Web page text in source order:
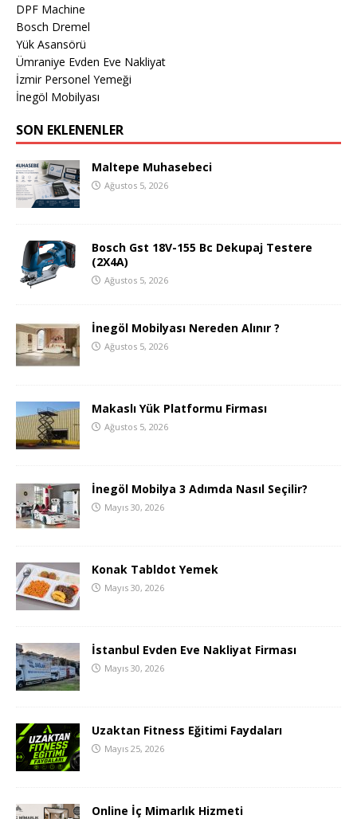
DPF Machine
Bosch Dremel
Yük Asansörü
Ümraniye Evden Eve Nakliyat
İzmir Personel Yemeği
İnegöl Mobilyası
SON EKLENENLER
Maltepe Muhasebeci
Ağustos 5, 2026
Bosch Gst 18V-155 Bc Dekupaj Testere
(2X4A)
Ağustos 5, 2026
İnegöl Mobilyası Nereden Alınır ?
Ağustos 5, 2026
Makaslı Yük Platformu Firması
Ağustos 5, 2026
İnegöl Mobilya 3 Adımda Nasıl Seçilir?
Mayıs 30, 2026
Konak Tabldot Yemek
Mayıs 30, 2026
İstanbul Evden Eve Nakliyat Firması
Mayıs 30, 2026
Uzaktan Fitness Eğitimi Faydaları
Mayıs 25, 2026
Online İç Mimarlık Hizmeti